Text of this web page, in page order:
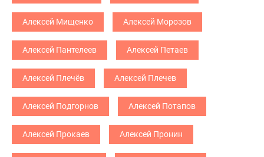
Алексей Мищенко Алексей Морозов
Алексей Пантелеев Алексей Петаев
Алексей Плечёв Алексей Плечев
Алексей Подгорнов Алексей Потапов
Алексей Прокаев Алексей Пронин